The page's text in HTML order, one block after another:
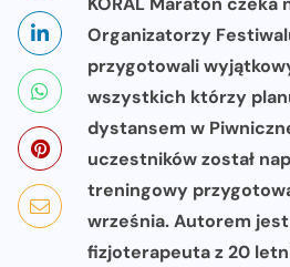
Organizatorzy
przygotowali
wszystkich którzy
dystansem w
uczestników został
treningowy
września. Autorem jest
fizjoterapeuta z 20